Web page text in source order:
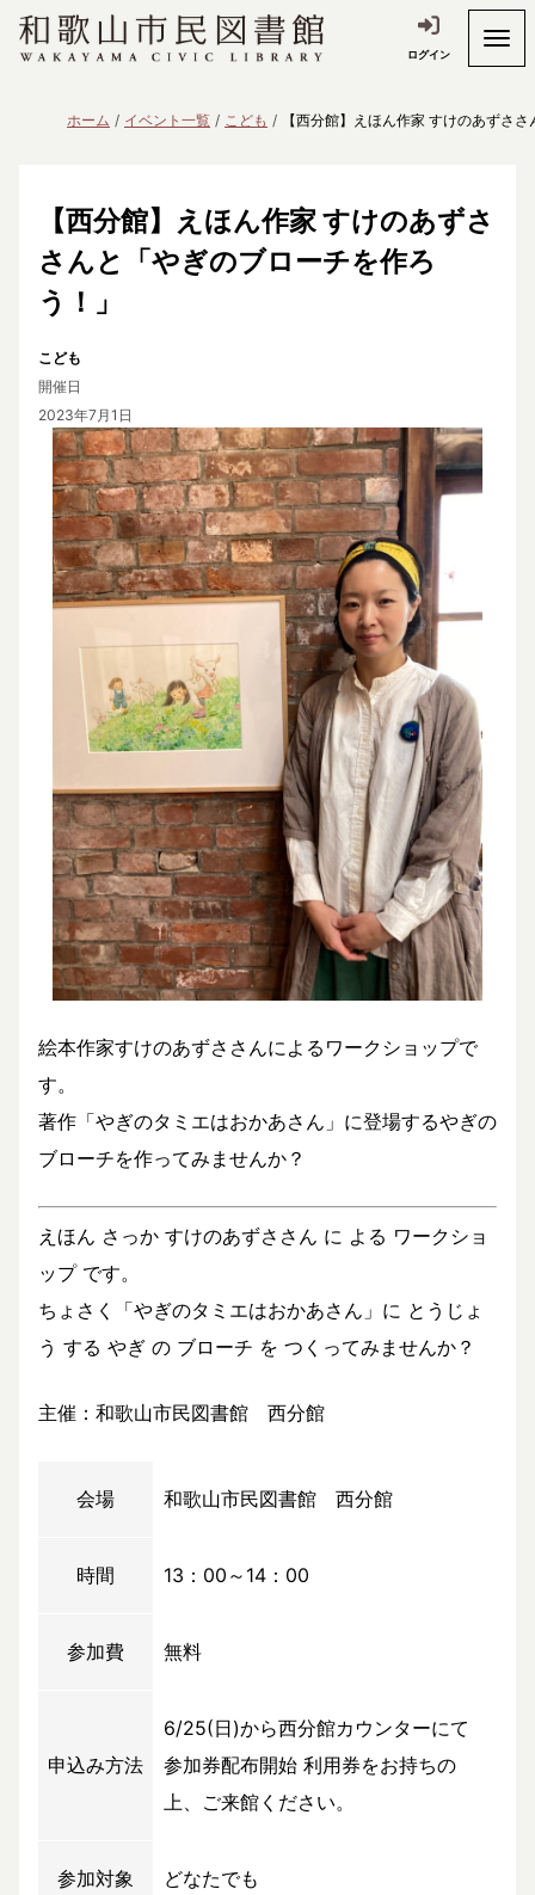
ログイン
ホーム イベント一覧 こども 【西分館】えほん作家 すけのあずさ
【西分館】えほん作家 すけのあずさ
さんと「やぎのブローチを作ろ
う！」
こども
開催日
2023年7月1日
絵本作家すけのあずささんによるワークショップで
す。
著作「やぎのタミエはおかあさん」に登場するやぎの
ブローチを作ってみませんか？
えほん さっか すけのあずささん に よる ワークショ
ップ です。
ちょさく「やぎのタミエはおかあさん」に とうじょ
う する やぎ の ブローチ を つくってみませんか？
主催：和歌山市民図書館 西分館
会場 和歌山市民図書館 西分館
時間 13：00～14：00
参加費 無料
申込み方法
6/25(日)から西分館カウンターにて
参加券配布開始 利用券をお持ちの
上、ご来館ください。
参加対象 どなたでも